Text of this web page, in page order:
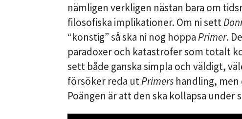
nämligen verkligen nästan bara om
filosofiska implikationer. Om ni sett
“konstig” så ska ni nog hoppaPrimer.
paradoxer och katastrofer som totalt
sett både ganska simpla och väldigt,
försöker reda utPrimers handling,
Poängen är att den ska kollapsa under